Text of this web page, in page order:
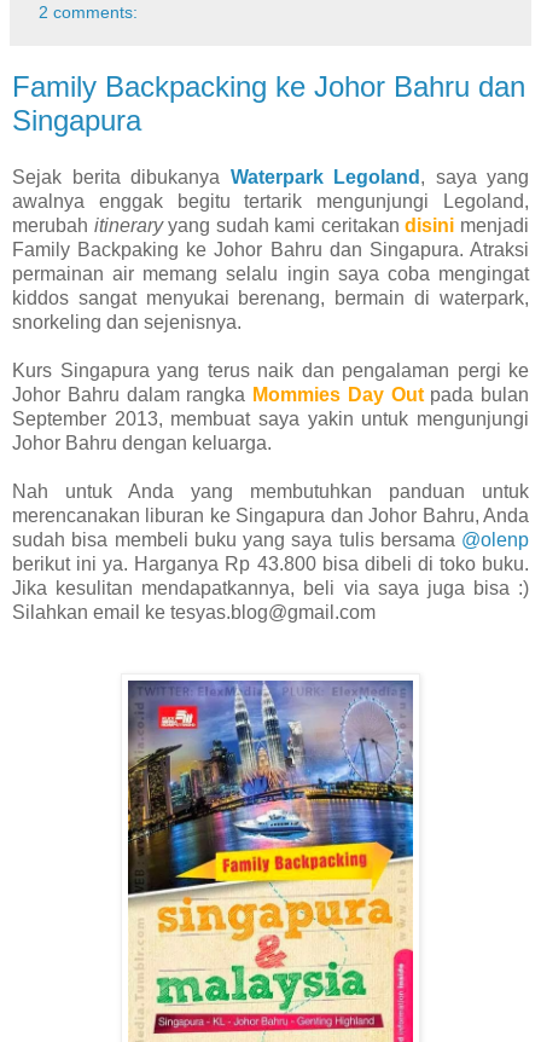
2 comments:
Family Backpacking ke Johor Bahru dan
Singapura
Sejak berita dibukanya Waterpark Legoland , saya yang
awalnya enggak begitu tertarik mengunjungi Legoland,
merubah itineraryyang sudah kami ceritakandisini menjadi
Family Backpaking ke Johor Bahru dan Singapura. Atraksi
permainan air memang selalu ingin saya coba mengingat
kiddos sangat menyukai berenang, bermain di waterpark,
snorkeling dan sejenisnya.
Kurs Singapura yang terus naik dan pengalaman pergi ke
Johor Bahru dalam rangka Mommies Day Out pada bulan
September 2013, membuat saya yakin untuk mengunjungi
Johor Bahru dengan keluarga.
Nah untuk Anda yang membutuhkan panduan untuk
merencanakan liburan ke Singapura dan Johor Bahru, Anda
sudah bisa membeli buku yang saya tulis bersama @olenp
berikut ini ya. Harganya Rp 43.800 bisa dibeli di toko buku.
Jika kesulitan mendapatkannya, beli via saya juga bisa :)
Silahkan email ke tesyas.blog@gmail.com